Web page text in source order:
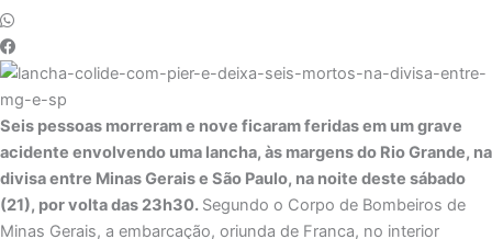
Seis pessoas morreram e nove ficaram feridas em um grave
acidente envolvendo uma lancha, às margens do Rio Grande, na
divisa entre Minas Gerais e São Paulo, na noite deste sábado
(21), por volta das 23h30. Segundo o Corpo de Bombeiros de
Minas Gerais, a embarcação, oriunda de Franca, no interior